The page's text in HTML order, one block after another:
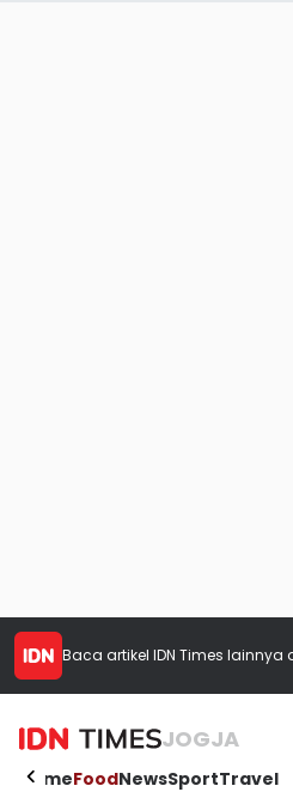
Baca artikel IDN Times lainnya
JOGJA
HomeFoodNewsSportTravel